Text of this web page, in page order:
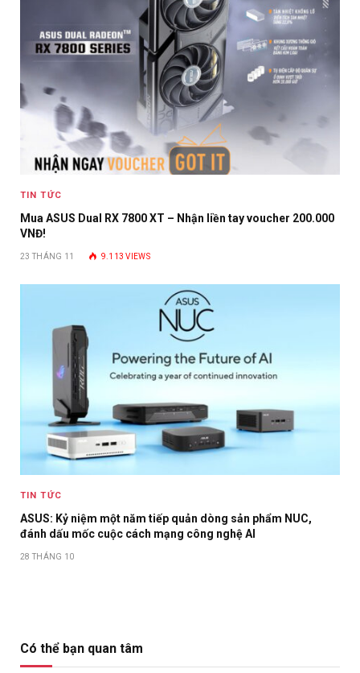
TIN TỨC
Mua ASUS Dual RX 7800 XT – Nhận liền tay voucher 200.000
VNĐ!
23 THÁNG 11 9.113VIEWS
TIN TỨC
ASUS: Kỷ niệm một năm tiếp quản dòng sản phẩm NUC,
đánh dấu mốc cuộc cách mạng công nghệ AI
28 THÁNG 10
Có thể bạn quan tâm